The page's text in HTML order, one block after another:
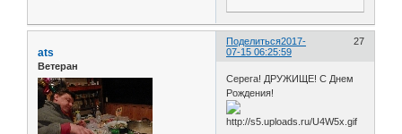
Поделиться 27
2017-
07-15 06:25:59
ats
Ветеран
Серега! ДРУЖИЩЕ! С Днем
Рождения!